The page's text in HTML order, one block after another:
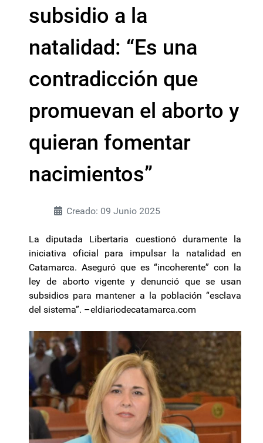
subsidio a la
natalidad: “Es una
contradicción que
promuevan el aborto y
quieran fomentar
nacimientos”
Creado: 09 Junio 2025
La diputada Libertaria cuestionó duramente la
iniciativa oficial para impulsar la natalidad en
Catamarca. Aseguró que es “incoherente” con la
ley de aborto vigente y denunció que se usan
subsidios para mantener a la población “esclava
del sistema”. –eldiariodecatamarca.com